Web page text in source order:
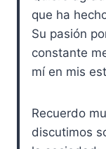
que ha
Su pasión
constante
mí en mis
Recuerdo
discutimos